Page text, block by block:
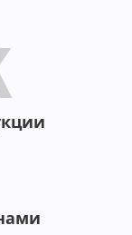
-
-